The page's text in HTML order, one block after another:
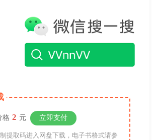
格 2 元 立即支付
提取码进入网盘下载，电子书格式请参